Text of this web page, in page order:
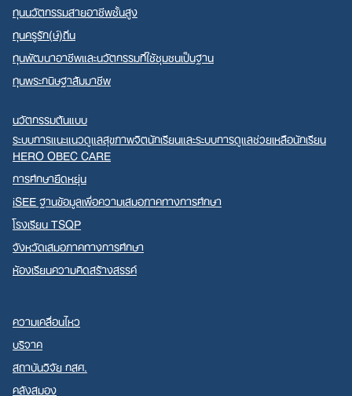
ทุนนวัตกรรมสายอาชีพชั้นสูง
ทุนครูรัก(ษ์)ถิ่น
ทุนพัฒนาอาชีพและนวัตกรรมที่ใช้ชุมชนเป็นฐาน
ทุนพระกนิษฐาสัมมาชีพ
นวัตกรรมต้นแบบ
ระบบการแนะแนวดูแลสุขภาพจิตนักเรียนและระบบการดูแลช่วยเหลือนักเรียน
HERO OBEC CARE
การศึกษายืดหยุ่น
iSEE ฐานข้อมูลเพื่อความเสมอภาคทางการศึกษา
โรงเรียน TSQP
จังหวัดเสมอภาคทางการศึกษา
ห้องเรียนความคิดสร้างสรรค์
ความเคลื่อนไหว
บริจาค
สถาบันวิจัย กสศ.
คลังสมอง